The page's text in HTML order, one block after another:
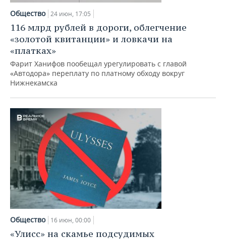
Общество 24 июн, 17:05
116 млрд рублей в дороги, облегчение
«золотой квитанции» и ловкачи на
«платках»
Фарит Ханифов пообещал урегулировать с главой
«Автодора» переплату по платному обходу вокруг
Нижнекамска
Общество 16 июн, 00:00
«Улисс» на скамье подсудимых